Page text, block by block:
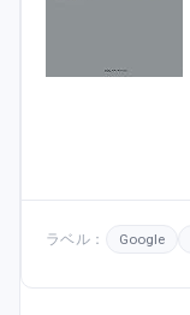
ラベル： Google